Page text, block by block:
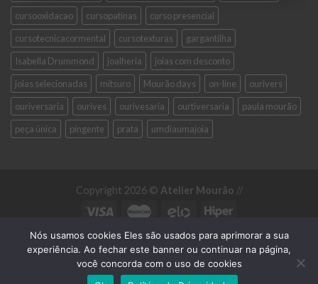
cursooxidacao
cursopatinas
curso presencial
cursotecnicacormental
cursotexturas
gargantilha
Isabella Drummond
joalheria
joias com desconto
joias selecionadas
mitsuro Mourão days on-line
ourivers
ouriversaria
ourives ourivesaria ourtiversaria
paula mourão
peça única
pingente prata umdiaumajoia
Copyright 2026 © Atelier Mourão //
BLOG CONTATO
Nós usamos cookies Eles são usados para aprimorar a sua
experiência. Ao fechar este banner ou continuar na página,
você concorda com o uso de cookies